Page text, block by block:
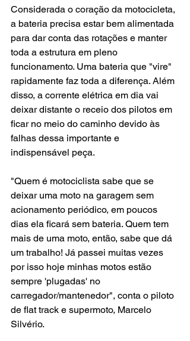
Considerada o coração da motocicleta,
a bateria precisa estar bem alimentada
para dar conta das rotações e manter
toda a estrutura em pleno
funcionamento. Uma bateria que "vire"
rapidamente faz toda a diferença. Além
disso, a corrente elétrica em dia vai
deixar distante o receio dos pilotos em
ficar no meio do caminho devido às
falhas dessa importante e
indispensável peça.
"Quem é motociclista sabe que se
deixar uma moto na garagem sem
acionamento periódico, em poucos
dias ela ficará sem bateria. Quem tem
mais de uma moto, então, sabe que dá
um trabalho! Já passei muitas vezes
por isso hoje minhas motos estão
sempre 'plugadas' no
carregador/mantenedor", conta o piloto
de flat track e supermoto, Marcelo
Silvério.